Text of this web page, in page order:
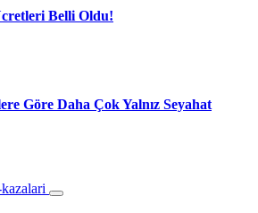
Belli Oldu!
Göre Daha Çok Yalnız Seyahat